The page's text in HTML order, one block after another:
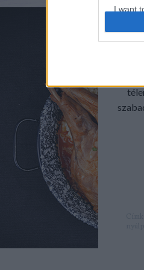
I want
web
I want
I want